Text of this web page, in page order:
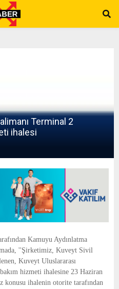
Terminal 2
ihalesi
Kamuyu Aydınlatma
''Şirketimiz, Kuveyt Sivil
Kuveyt Uluslararası
hizmeti ihalesine 23 Haziran
konusu ihalenin otorite tarafından